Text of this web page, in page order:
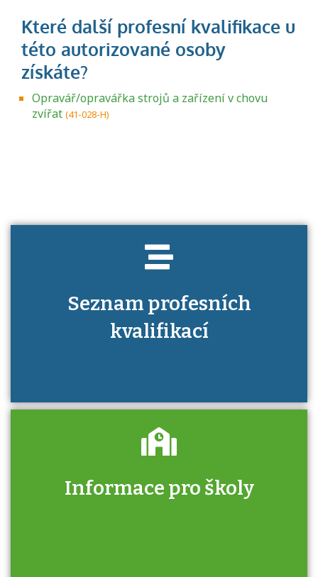
Opravář/opravářka strojů a zařízení v chovu
zvířat (41-028-H)
Seznam profesních
kvalifikací
Projděte si seznam profesních kvalifikací.
Informace pro školy
Zjistěte, jak se přihlásit ke zkoušce a kde